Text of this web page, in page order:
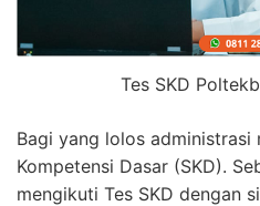
Tes SKD
Bagi yang lolos administrasi
Kompetensi Dasar (SKD).
mengikuti Tes SKD dengan